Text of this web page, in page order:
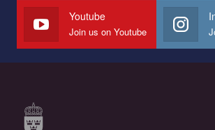
СОГИ в Украине.
Все, что вам нужно сделать - это зайти на
по этой ссылке и поставить лайк под видео.
Youtube
Join us on Youtube